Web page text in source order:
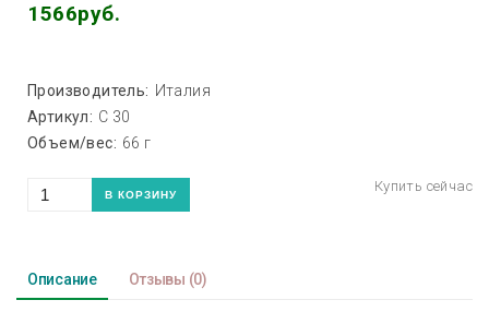
1566руб.
Производитель: Италия
Артикул: С 30
Объем/вес: 66 г
Описание Отзывы (0)